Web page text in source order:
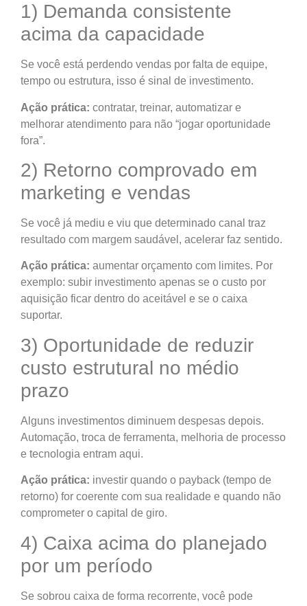
1) Demanda consistente
acima da capacidade
Se você está perdendo vendas por falta de equipe,
tempo ou estrutura, isso é sinal de investimento.
Ação prática: contratar, treinar, automatizar e
melhorar atendimento para não “jogar oportunidade
fora”.
2) Retorno comprovado em
marketing e vendas
Se você já mediu e viu que determinado canal traz
resultado com margem saudável, acelerar faz sentido.
Ação prática: aumentar orçamento com limites. Por
exemplo: subir investimento apenas se o custo por
aquisição ficar dentro do aceitável e se o caixa
suportar.
3) Oportunidade de reduzir
custo estrutural no médio
prazo
Alguns investimentos diminuem despesas depois.
Automação, troca de ferramenta, melhoria de processo
e tecnologia entram aqui.
Ação prática: investir quando o payback (tempo de
retorno) for coerente com sua realidade e quando não
comprometer o capital de giro.
4) Caixa acima do planejado
por um período
Se sobrou caixa de forma recorrente, você pode